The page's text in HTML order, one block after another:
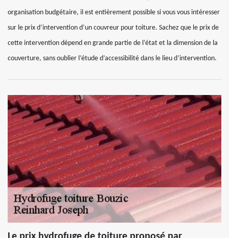
organisation budgétaire, il est entièrement possible si vous vous intéresser
sur le prix d’intervention d’un couvreur pour toiture. Sachez que le prix de
cette intervention dépend en grande partie de l’état et la dimension de la
couverture, sans oublier l’étude d’accessibilité dans le lieu d’intervention.